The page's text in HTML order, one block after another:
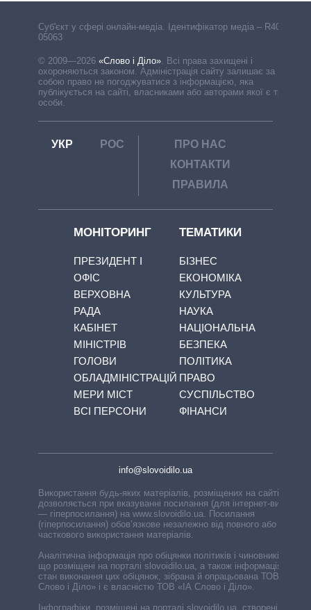
Cуб'єкт у сфері онлайн-медіа. Ідентифікатор медіа – R40-
05063
© 2009—2026 «Слово і Діло». Всі права захищені і
охороняються законом. Адміністрація сайту залишає за
собою право не погоджуватися з інформацією, яка
публікується на сайті, власниками або авторами якої є треті
особи.
УКР РОС
ПРО НАС
КОНТАКТИ
ПРАВИЛА
МОНІТОРИНГ
ПРЕЗИДЕНТ І
ОФІС
ВЕРХОВНА
РАДА
КАБІНЕТ
МІНІСТРІВ
ГОЛОВИ
ОБЛАДМІНІСТРАЦІЙ
МЕРИ МІСТ
ВСІ ПЕРСОНИ
ТЕМАТИКИ
БІЗНЕС
ЕКОНОМІКА
КУЛЬТУРА
НАУКА
НАЦІОНАЛЬНА
БЕЗПЕКА
ПОЛІТИКА
ПРАВО
СУСПІЛЬСТВО
ФІНАНСИ
info@slovoidilo.ua
Використання будь-яких матеріалів, розміщених на сайті,
дозволяється при вказуванні посилання (для інтернет-видань
— гіперпосилання) на www.slovoidilo.ua. Посилання
(гіперпосилання) обов’язкове незалежно від повного або
часткового використання матеріалів.
Аналітична інформація про обіцянки політиків і чиновників,
що розміщені на порталі slovoidilo.ua, а також інформація про
стан виконання цих обіцянок, зібрана й опрацьована ТОВ «ІА
Слово і Діло» і є власністю ТОВ «ІА Слово і Діло».
Інфографіки, розміщені на порталі slovoidilo.ua, створені ГО